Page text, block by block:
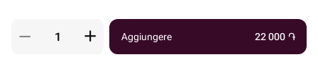
Aggiungere 22 000 ֏